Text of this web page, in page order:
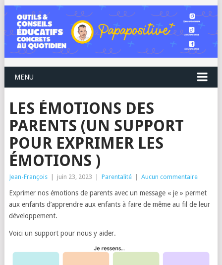
MENU
LES ÉMOTIONS DES
PARENTS (UN SUPPORT
POUR EXPRIMER LES
ÉMOTIONS )
Jean-François juin 23, 2023 Parentalité Aucun commentaire
Exprimer nos émotions de parents avec un message « je » permet
aux enfants d’apprendre aux enfants à faire de même au fil de leur
développement.
Voici un support pour nous y aider.